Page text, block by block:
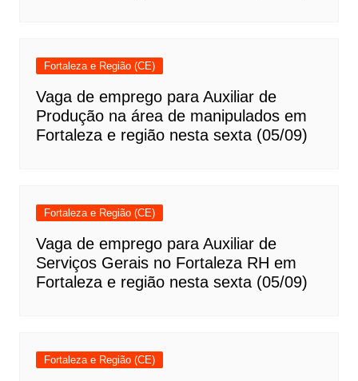
Fortaleza e Região (CE)
Vaga de emprego para Auxiliar de
Produção na área de manipulados em
Fortaleza e região nesta sexta (05/09)
Fortaleza e Região (CE)
Vaga de emprego para Auxiliar de
Serviços Gerais no Fortaleza RH em
Fortaleza e região nesta sexta (05/09)
Fortaleza e Região (CE)